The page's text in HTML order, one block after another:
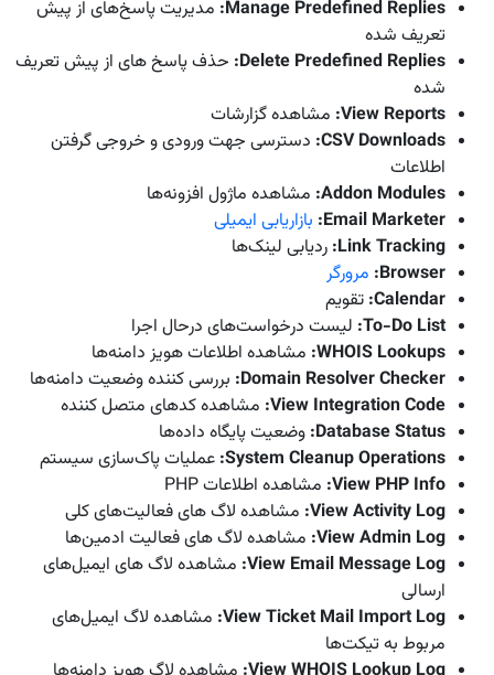
Manage Predefined Replies: مدیریت پاسخ‌های از پیش
تعریف شده
Delete Predefined Replies
: حذف پاسخ های از پیش تعریف
شده
View Reports
: مشاهده گزارشات
CSV Downloads
: دسترسی جهت ورودی و خروجی گرفتن
اطلاعات
Addon Modules
: مشاهده ماژول افزونه‌ها
Email Marketer
: بازاریابی ایمیلی
Link Tracking
: ردیابی لینک‌ها
Browser
: مرورگر
Calendar
: تقویم
To-Do List
: لیست درخواست‌های درحال اجرا
WHOIS Lookups
: مشاهده اطلاعات هویز دامنه‌ها
Domain Resolver Checker
: بررسی کننده وضعیت دامنه‌ها
View Integration Code
: مشاهده کد‌های متصل کننده
Database Status
: وضعیت پایگاه داده‌ها
System Cleanup Operations
: عملیات پاک‌سازی سیستم
View PHP Info
: مشاهده اطلاعات PHP
View Activity Log
: مشاهده لاگ های فعالیت‌های کلی
View Admin Log
: مشاهده لاگ های فعالیت ادمین‌ها
View Email Message Log
: مشاهده لاگ های ایمیل‌های
ارسالی
View Ticket Mail Import Log
: مشاهده لاگ ایمیل‌های
مربوط به تیکت‌ها